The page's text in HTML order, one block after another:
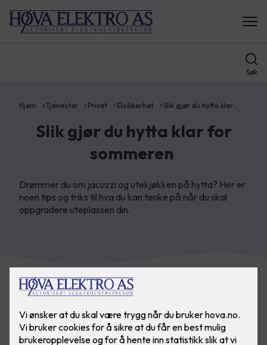
Søk
Hjem Tjenester Privat Elsikkerhet Slik gjør du hytta klar…
Slik gjør du hytta klar for
sommeren
Drømmer du om jacuzzi og utekjøkken på hytta? Her er
noen tips og triks til hva du kan tenke på når du skal
oppgradere uteplassen din.